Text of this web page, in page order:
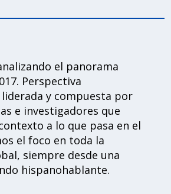
el panorama
Perspectiva
y compuesta por
e investigadores que
a lo que pasa en el
el foco en toda la
siempre desde una
hispanohablante.